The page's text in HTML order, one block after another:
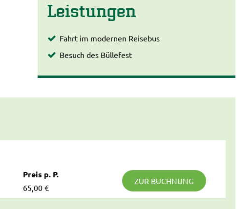
Leistungen
Fahrt im modernen Reisebus
Besuch des Büllefest
Preis p. P.
65,00 €
ZUR BUCHNUNG